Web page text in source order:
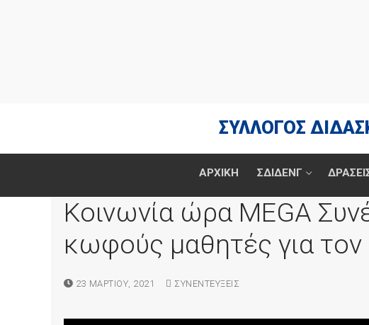
ΣΥΛΛΟΓΟΣ
ΑΡΧΙΚΗ ΣΔΙΔΕΝΓ
Κοινωνία ώρα MEGA
κωφούς μαθητές για
23 ΜΑΡΤΊΟΥ, 2021 ΣΥΝΕΝΤΕΎΞΕΙΣ